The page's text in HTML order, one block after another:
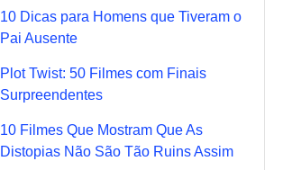
10 Dicas para Homens que Tiveram o
Pai Ausente
Plot Twist: 50 Filmes com Finais
Surpreendentes
10 Filmes Que Mostram Que As
Distopias Não São Tão Ruins Assim